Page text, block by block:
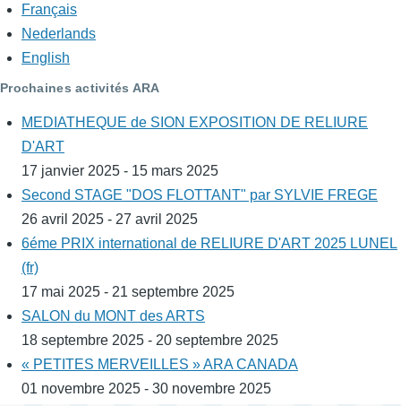
Français
Nederlands
English
Prochaines activités ARA
MEDIATHEQUE de SION EXPOSITION DE RELIURE
D'ART
17 janvier 2025 - 15 mars 2025
Second STAGE "DOS FLOTTANT" par SYLVIE FREGE
26 avril 2025 - 27 avril 2025
6éme PRIX international de RELIURE D'ART 2025 LUNEL
(fr)
17 mai 2025 - 21 septembre 2025
SALON du MONT des ARTS
18 septembre 2025 - 20 septembre 2025
« PETITES MERVEILLES » ARA CANADA
01 novembre 2025 - 30 novembre 2025